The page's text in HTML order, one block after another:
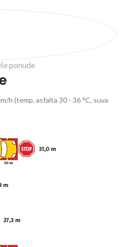
ponude
h (temp. asfalta 30 - 36 °C, suva